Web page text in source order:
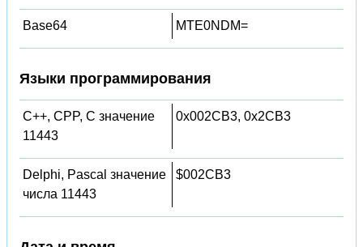
Base64 MTE0NDM=
Языки программирования
C++, CPP, C значение
11443
0x002CB3, 0x2CB3
Delphi, Pascal значение
числа 11443
$002CB3